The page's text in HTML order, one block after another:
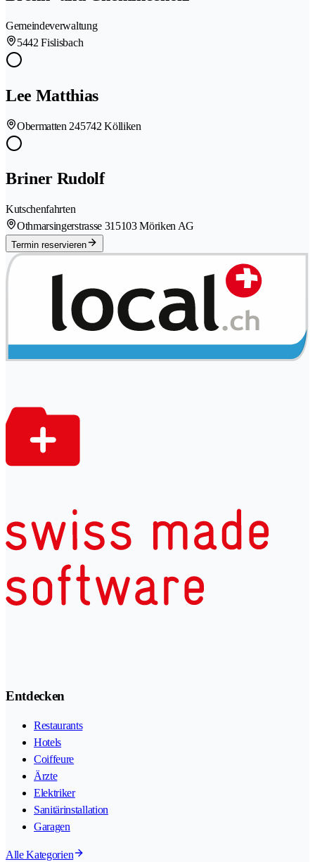
Gemeindeverwaltung
5442 Fislisbach
Lee Matthias
Obermatten 245742 Kölliken
Briner Rudolf
Kutschenfahrten
Othmarsingerstrasse 31 5103 Möriken AG
Termin reservieren
Entdecken
Restaurants
Hotels
Coiffeure
Ärzte
Elektriker
Sanitärinstallation
Garagen
Alle Kategorien